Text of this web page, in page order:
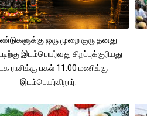
ஒரு முறை குரு தனது
இடம்பெயர்வது சிறப்புக்குரியது
ராசிக்கு பகல் 11.00 மணிக்கு
இடம்பெயர்கிறார்.